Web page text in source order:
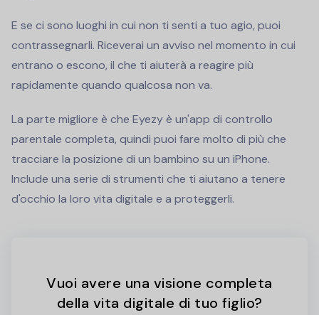
E se ci sono luoghi in cui non ti senti a tuo agio, puoi
contrassegnarli. Riceverai un avviso nel momento in cui
entrano o escono, il che ti aiuterà a reagire più
rapidamente quando qualcosa non va.
La parte migliore è che Eyezy è un'app di controllo
parentale completa, quindi puoi fare molto di più che
tracciare la posizione di un bambino su un iPhone.
Include una serie di strumenti che ti aiutano a tenere
d'occhio la loro vita digitale e a proteggerli.
Vuoi avere una visione completa
della vita digitale di tuo figlio?